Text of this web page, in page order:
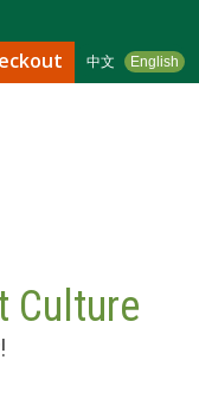
中文 English
Culture